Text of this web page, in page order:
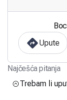
Upute
Najčešća pitanja
Trebam li